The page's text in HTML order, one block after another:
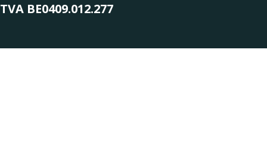
TVA BE0409.012.277